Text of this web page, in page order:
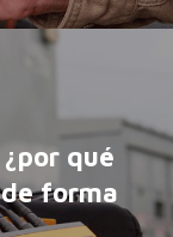
qué
forma